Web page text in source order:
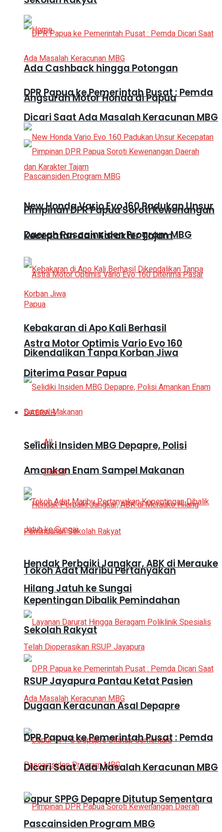
DPR Papua ke Pemerintah Pusat : Pemda
Dicari Saat Ada Masalah Keracunan MBG
Pimpinan DPR Papua Soroti Kewenangan
Daerah Pascainsiden Program MBG
Kebakaran di Apo Kali Berhasil
Dikendalikan Tanpa Korban Jiwa
Selidiki Insiden MBG Depapre, Polisi
Amankan Enam Sampel Makanan
Hendak Perbaiki Jangkar, ABK di Merauke
Hilang Jatuh ke Sungai
RSUP Jayapura Pantau Ketat Pasien
Dugaan Keracunan Asal Depapre
Dapur SPPG Depapre Ditutup Sementara
Pascainsiden Program MBG
Ada Cashback hingga Potongan
Angsuran Motor Honda di Papua
New Honda Vario Evo 160 Padukan Unsur
Kecepatan dan Karakter Tajam
Astra Motor Optimis Vario Evo 160
Diterima Pasar Papua
DAERAH
All
Potret
Tokoh Adat Maribu Pertanyakan
Kepentingan Dibalik Pemindahan
Sekolah Rakyat
DPR Papua ke Pemerintah Pusat : Pemda
Dicari Saat Ada Masalah Keracunan MBG